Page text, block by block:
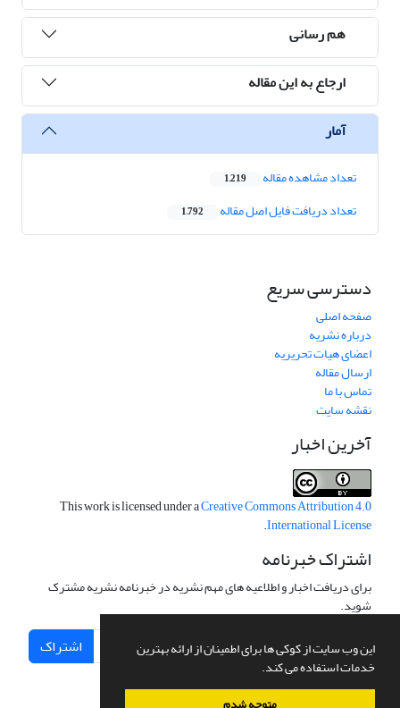
این وب سایت از کوکی ها برای اطمینان از ارائه بهترین
خدمات استفاده می کند.
هم رسانی
ارجاع به این مقاله
آمار
تعداد مشاهده مقاله 1,219
تعداد دریافت فایل اصل مقاله 1,792
دسترسی سریع
صفحه اصلی
درباره نشریه
اعضای هیات تحریریه
ارسال مقاله
تماس با ما
نقشه سایت
آخرین اخبار
This work is licensed under aCreative Commons Attribution 4.0
International License
.
اشتراک خبرنامه
برای دریافت اخبار و اطلاعیه های مهم نشریه در خبرنامه نشریه مشترک
شوید.
اشتراک